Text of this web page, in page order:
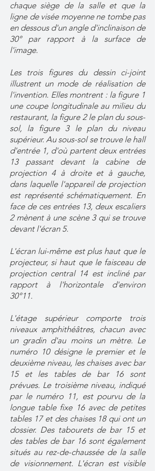
chaque siège de la salle et que la
ligne de visée moyenne ne tombe pas
en dessous d'un angle d'inclinaison de
30° par rapport à la surface de
l'image.
Les trois figures du dessin ci-joint
illustrent un mode de réalisation de
l'invention. Elles montrent : la figure 1
une coupe longitudinale au milieu du
restaurant, la figure 2 le plan du sous-
sol, la figure 3 le plan du niveau
supérieur. Au sous-sol se trouve le hall
d'entrée 1, d'où partent deux entrées
13 passant devant la cabine de
projection 4 à droite et à gauche,
dans laquelle l'appareil de projection
est représenté schématiquement. En
face de ces entrées 13, deux escaliers
2 mènent à une scène 3 qui se trouve
devant l'écran 5.
L'écran lui-même est plus haut que le
projecteur, si haut que le faisceau de
projection central 14 est incliné par
rapport à l'horizontale d'environ
30°11.
L'étage supérieur comporte trois
niveaux amphithéâtres, chacun avec
un gradin d'au moins un mètre. Le
numéro 10 désigne le premier et le
deuxième niveau, les chaises avec bar
15 et les tables de bar 16 sont
prévues. Le troisième niveau, indiqué
par le numéro 11, est pourvu de la
longue table fixe 16 avec de petites
tables 17 et des chaises 18 qui ont un
dossier. Des tabourets de bar 15 et
des tables de bar 16 sont également
situés au rez-de-chaussée de la salle
de visionnement. L'écran est visible